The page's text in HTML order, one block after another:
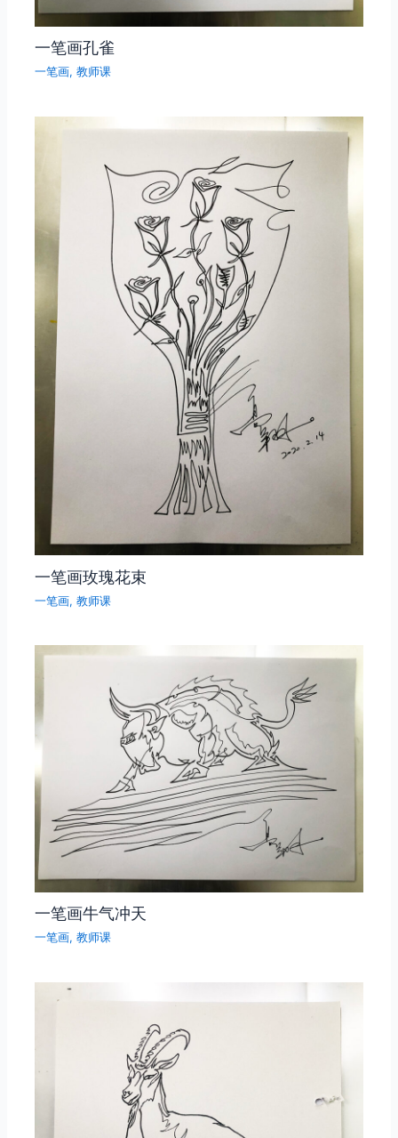
一笔画孔雀
一笔画,教师课
一笔画玫瑰花束
一笔画,教师课
一笔画牛气冲天
一笔画,教师课